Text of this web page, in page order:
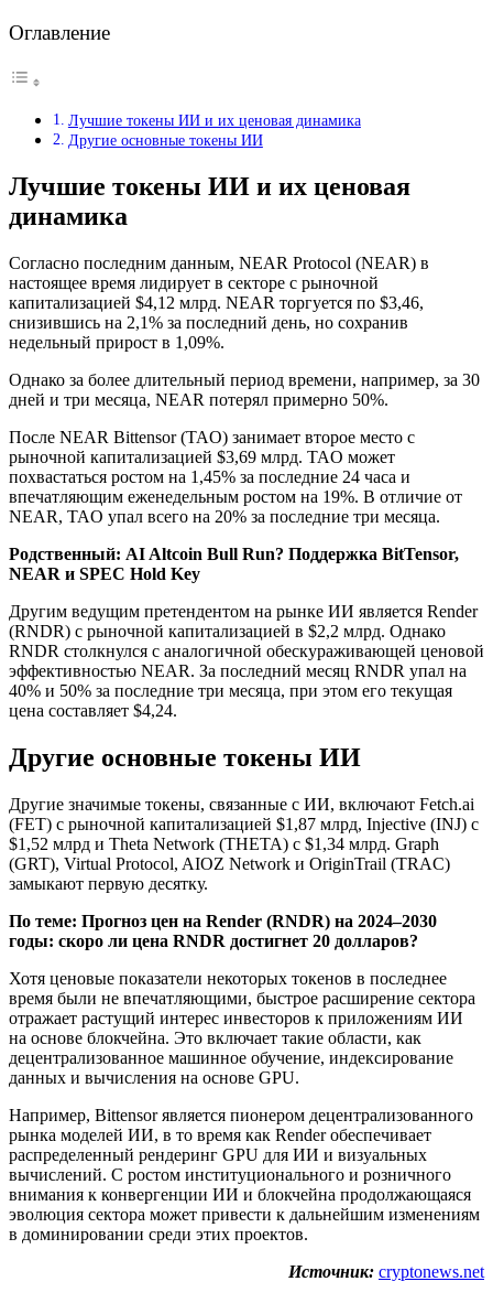
Оглавление
Лучшие токены ИИ и их ценовая динамика
Другие основные токены ИИ
Лучшие токены ИИ и их ценовая
динамика
Согласно последним данным, NEAR Protocol (NEAR) в
настоящее время лидирует в секторе с рыночной
капитализацией $4,12 млрд. NEAR торгуется по $3,46,
снизившись на 2,1% за последний день, но сохранив
недельный прирост в 1,09%.
Однако за более длительный период времени, например, за 30
дней и три месяца, NEAR потерял примерно 50%.
После NEAR Bittensor (TAO) занимает второе место с
рыночной капитализацией $3,69 млрд. TAO может
похвастаться ростом на 1,45% за последние 24 часа и
впечатляющим еженедельным ростом на 19%. В отличие от
NEAR, TAO упал всего на 20% за последние три месяца.
Родственный: AI Altcoin Bull Run? Поддержка BitTensor,
NEAR и SPEC Hold Key
Другим ведущим претендентом на рынке ИИ является Render
(RNDR) с рыночной капитализацией в $2,2 млрд. Однако
RNDR столкнулся с аналогичной обескураживающей ценовой
эффективностью NEAR. За последний месяц RNDR упал на
40% и 50% за последние три месяца, при этом его текущая
цена составляет $4,24.
Другие основные токены ИИ
Другие значимые токены, связанные с ИИ, включают Fetch.ai
(FET) с рыночной капитализацией $1,87 млрд, Injective (INJ) с
$1,52 млрд и Theta Network (THETA) с $1,34 млрд. Graph
(GRT), Virtual Protocol, AIOZ Network и OriginTrail (TRAC)
замыкают первую десятку.
По теме: Прогноз цен на Render (RNDR) на 2024–2030
годы: скоро ли цена RNDR достигнет 20 долларов?
Хотя ценовые показатели некоторых токенов в последнее
время были не впечатляющими, быстрое расширение сектора
отражает растущий интерес инвесторов к приложениям ИИ
на основе блокчейна. Это включает такие области, как
децентрализованное машинное обучение, индексирование
данных и вычисления на основе GPU.
Например, Bittensor является пионером децентрализованного
рынка моделей ИИ, в то время как Render обеспечивает
распределенный рендеринг GPU для ИИ и визуальных
вычислений. С ростом институционального и розничного
внимания к конвергенции ИИ и блокчейна продолжающаяся
эволюция сектора может привести к дальнейшим изменениям
в доминировании среди этих проектов.
Источник: cryptonews.net